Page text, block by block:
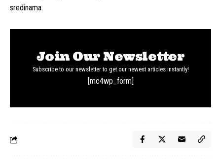
sredinama.
Join Our Newsletter
Subscribe to our newsletter to get our newest articles instantly!
[mc4wp_form]